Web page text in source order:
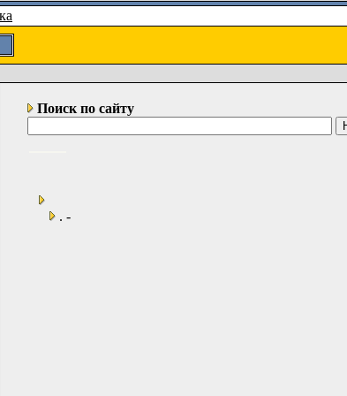
Поиск по сайту
. -